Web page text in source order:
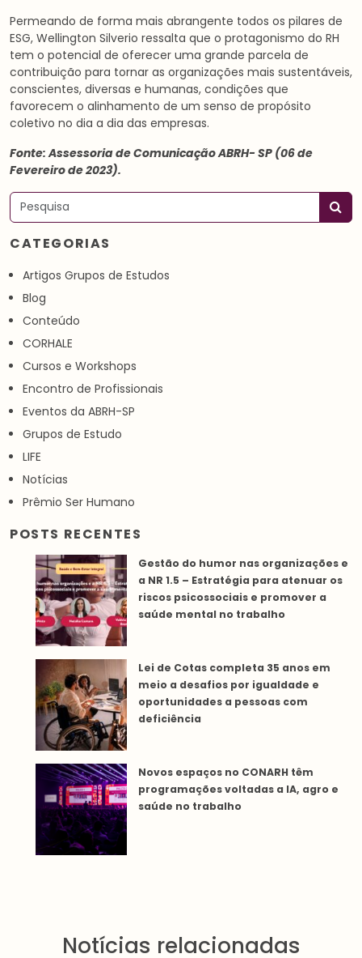
Permeando de forma mais abrangente todos os pilares de
ESG, Wellington Silverio ressalta que o protagonismo do RH
tem o potencial de oferecer uma grande parcela de
contribuição para tornar as organizações mais sustentáveis,
conscientes, diversas e humanas, condições que
favorecem o alinhamento de um senso de propósito
coletivo no dia a dia das empresas.
Fonte: Assessoria de Comunicação ABRH- SP (06 de
Fevereiro de 2023).
Pesquisar
CATEGORIAS
Artigos Grupos de Estudos
Blog
Conteúdo
CORHALE
Cursos e Workshops
Encontro de Profissionais
Eventos da ABRH-SP
Grupos de Estudo
LIFE
Notícias
Prêmio Ser Humano
POSTS RECENTES
Gestão do humor nas organizações e
a NR 1.5 – Estratégia para atenuar os
riscos psicossociais e promover a
saúde mental no trabalho
Lei de Cotas completa 35 anos em
meio a desafios por igualdade e
oportunidades a pessoas com
deficiência
Novos espaços no CONARH têm
programações voltadas a IA, agro e
saúde no trabalho
Notícias relacionadas